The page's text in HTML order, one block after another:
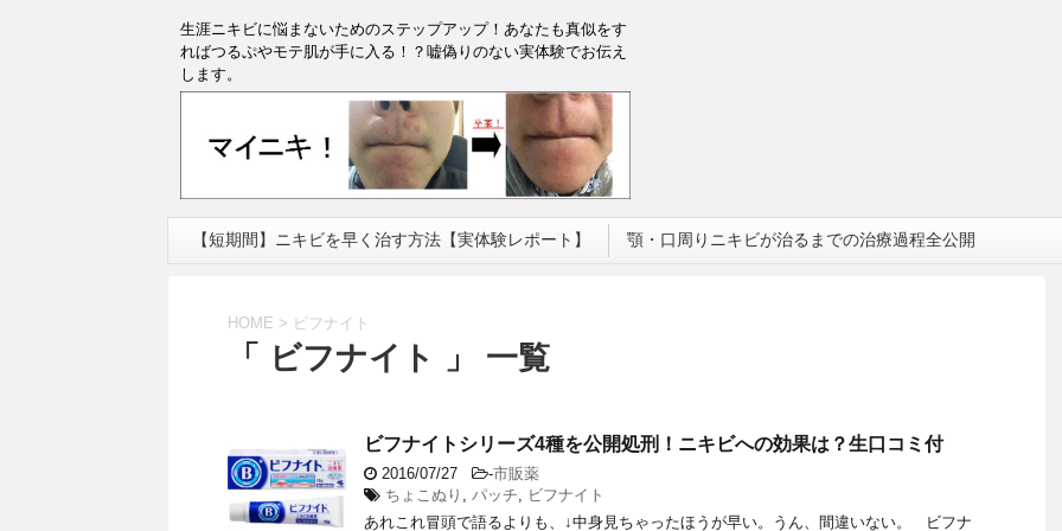
生涯ニキビに悩まないためのステップアップ！あなたも真似をす
ればつるぷやモテ肌が手に入る！？嘘偽りのない実体験でお伝え
します。
【短期間】ニキビを早く治す方法【実体験レポート】 顎・口周りニキビが治るまでの治療過程全公開
HOME > ビフナイト
「 ビフナイト 」 一覧
ビフナイトシリーズ4種を公開処刑！ニキビへの効果は？生口コミ付
2016/07/27 -市販薬
ちょこぬり , パッチ, ビフナイト
あれこれ冒頭で語るよりも、↓中身見ちゃったほうが早い。うん、間違いない。 ビフナ